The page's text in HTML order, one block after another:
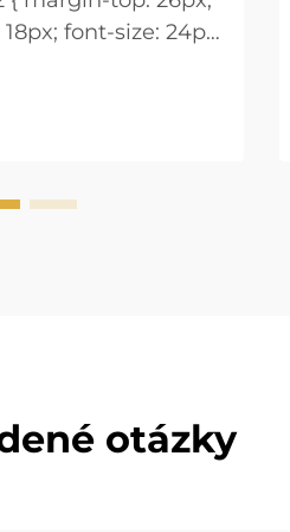
font-size: 24px
content h3 {
otázky